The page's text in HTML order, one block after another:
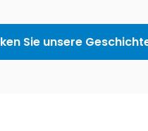
Sie unsere